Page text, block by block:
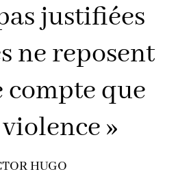
justifiées
ne reposent
compte que
»
HUGO